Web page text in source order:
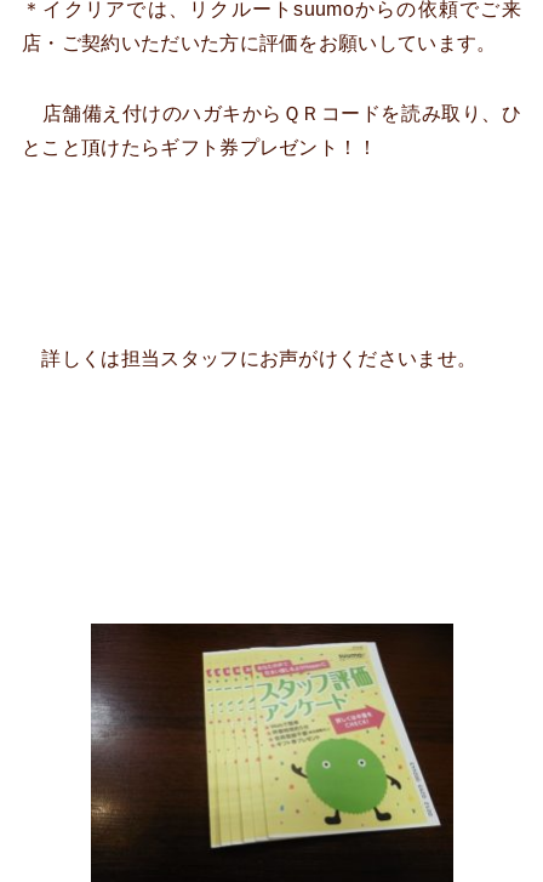
＊イクリアでは、リクルートsuumoからの依頼でご来
店・ご契約いただいた方に評価をお願いしています。
店舗備え付けのハガキからＱＲコードを読み取り、ひ
とこと頂けたらギフト券プレゼント！！
詳しくは担当スタッフにお声がけくださいませ。